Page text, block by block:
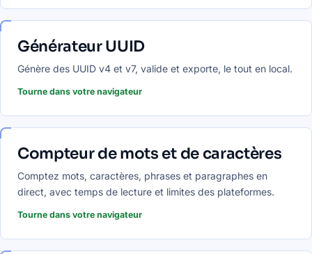
Générateur UUID
Génère des UUID v4 et v7, valide et exporte, le tout en local.
Tourne dans votre navigateur
Compteur de mots et de caractères
Comptez mots, caractères, phrases et paragraphes en
direct, avec temps de lecture et limites des plateformes.
Tourne dans votre navigateur